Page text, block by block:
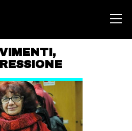
HOME
ABOUT
AREA
,